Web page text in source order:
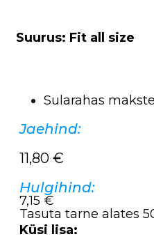
Suurus: Fit all size
Sularahas
Jaehind:
11,80 €
Hulgihind:
7,15 €
Tasuta tarne alates
Küsi lisa: